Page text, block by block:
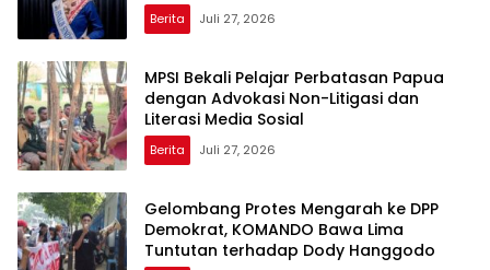
Berita Juli 27, 2026
MPSI Bekali Pelajar Perbatasan Papua
dengan Advokasi Non-Litigasi dan
Literasi Media Sosial
Berita Juli 27, 2026
Gelombang Protes Mengarah ke DPP
Demokrat, KOMANDO Bawa Lima
Tuntutan terhadap Dody Hanggodo